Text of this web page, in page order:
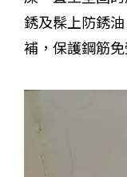
銹及髹上防銹
補，保護鋼筋